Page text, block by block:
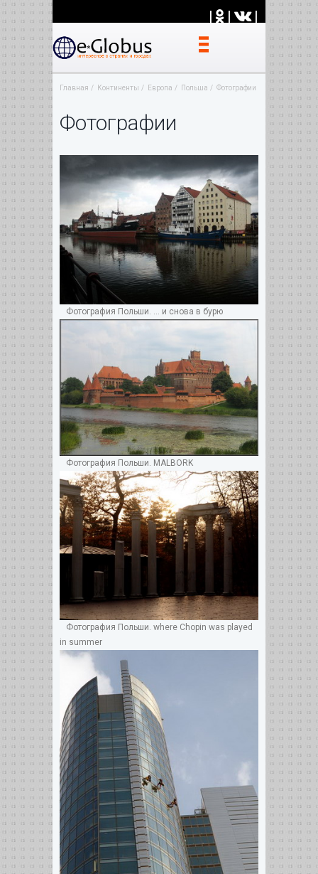
| | |
Главная Континенты Европа Польша Фотографии
Фотографии
Фотография Польши. ... и снова в бурю
Фотография Польши. MALBORK
Фотография Польши. where Chopin was played
in summer